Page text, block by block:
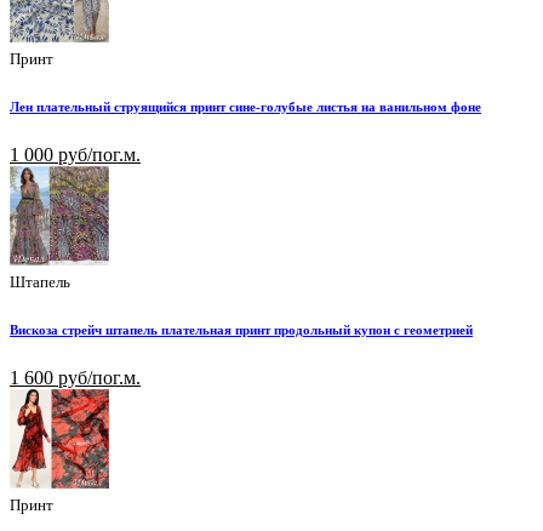
Принт
Лен плательный струящийся принт сине-голубые листья на ванильном фоне
1 000 руб/пог.м.
Штапель
Вискоза стрейч штапель плательная принт продольный купон с геометрией
1 600 руб/пог.м.
Принт